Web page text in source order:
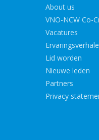
About us
VNO-NCW Co-
Vacatures
Lid worden
Nieuwe leden
Partners
Privacy